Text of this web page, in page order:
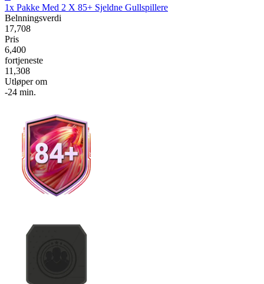
1x Pakke Med 2 X 85+ Sjeldne Gullspillere
Belnningsverdi
17,708
Pris
6,400
fortjeneste
11,308
Utløper om
-24 min.